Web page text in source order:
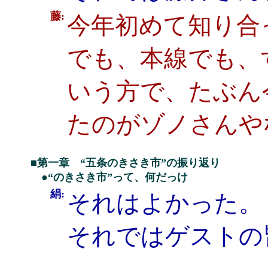
藤: 今年初めて知り
でも、本線でも
いう方で、たぶ
たのがゾノさん
■第一章 “五条のきさき市”の振り返り
●“のきさき市”って、何だっけ
絹: それはよかった。
それではゲスト